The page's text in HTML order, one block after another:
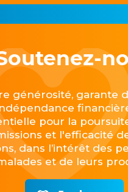
générosité, garante
pour la
et l'efficacité
dans l’intérêt des
et de leurs